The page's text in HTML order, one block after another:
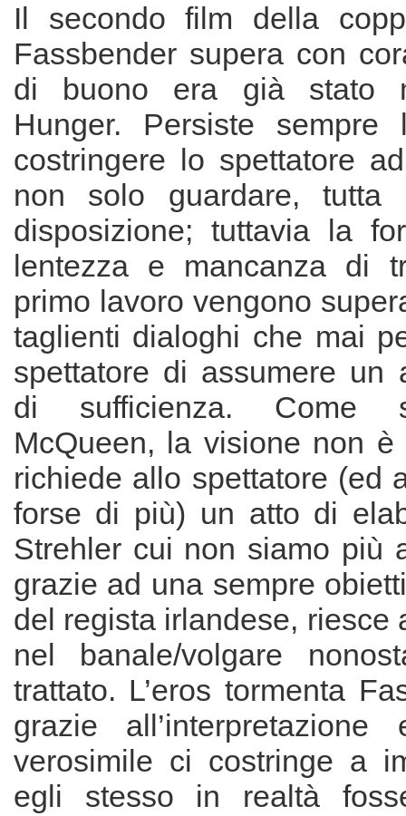
Il secondo film della
Fassbender supera con
di buono era già stato
Hunger. Persiste
costringere lo spettatore
non solo guardare, tutta
disposizione; tuttavia la
lentezza e mancanza di
primo lavoro vengono
taglienti dialoghi che mai
spettatore di assumere un
di sufficienza. Come
McQueen, la visione non
richiede allo spettatore (ed
forse di più) un atto di
Strehler cui non siamo più
grazie ad una sempre
del regista irlandese, riesce
nel banale/volgare
trattato. L’eros tormenta
grazie all’interpretazione
verosimile ci costringe a
egli stesso in realtà